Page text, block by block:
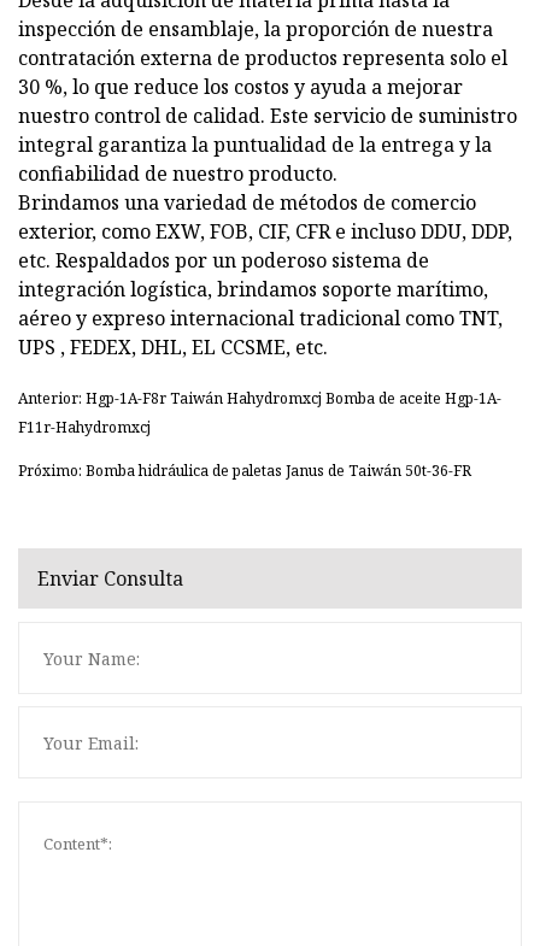
inspección de ensamblaje, la proporción de nuestra
contratación externa de productos representa solo el
30 %, lo que reduce los costos y ayuda a mejorar
nuestro control de calidad. Este servicio de suministro
integral garantiza la puntualidad de la entrega y la
confiabilidad de nuestro producto.
Brindamos una variedad de métodos de comercio
exterior, como EXW, FOB, CIF, CFR e incluso DDU, DDP,
etc. Respaldados por un poderoso sistema de
integración logística, brindamos soporte marítimo,
aéreo y expreso internacional tradicional como TNT,
UPS , FEDEX, DHL, EL CCSME, etc.
Anterior: Hgp-1A-F8r Taiwán Hahydromxcj Bomba de aceite Hgp-1A-
F11r-Hahydromxcj
Próximo: Bomba hidráulica de paletas Janus de Taiwán 50t-36-FR
Enviar Consulta